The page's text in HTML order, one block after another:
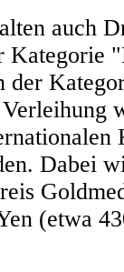
auch
Kategorie
der
Dabei
(etwa